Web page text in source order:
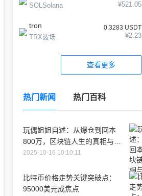
SOLSolana ¥521.05
tron
TRX波场
0.3283 USDT
¥2.23
查看更多
热门新闻 热门百科
玩偶姐姐自述：从爆仓到回本
800万，区块链人生的真相与反
思
2025-10-16 10:10:11
比特币价格走势关键突破点：
95000美元成焦点